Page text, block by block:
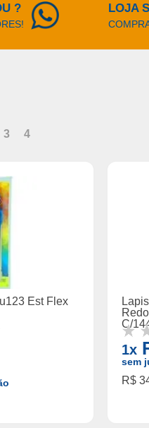
? LOJA
3 4
Est Flex
C/
1x
sem
R$